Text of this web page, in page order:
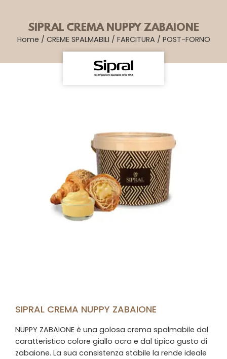
SIPRAL CREMA NUPPY ZABAIONE
Home / CREME SPALMABILI / FARCITURA / POST-FORNO
SIPRAL CREMA NUPPY ZABAIONE
NUPPY ZABAIONE è una golosa crema spalmabile dal
caratteristico colore giallo ocra e dal tipico gusto di
zabaione. La sua consistenza stabile la rende ideale